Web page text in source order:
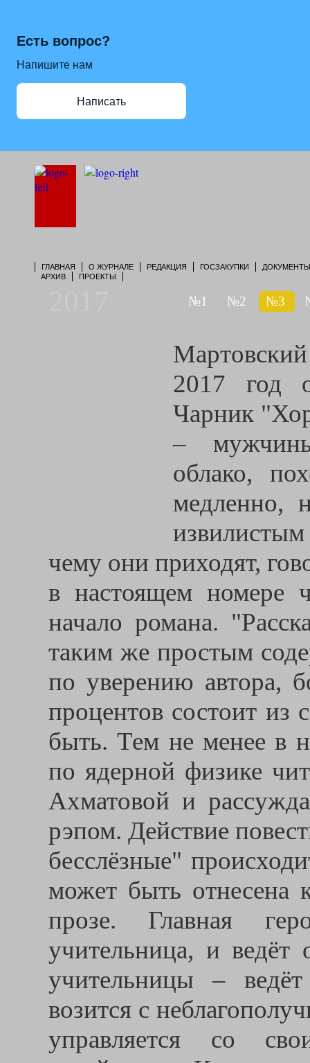
Есть вопрос?
Напишите нам
Написать
ГЛАВНАЯ О ЖУРНАЛЕ РЕДАКЦИЯ ГОСЗАКУПКИ
ДОКУМЕНТЫ
АРХИВ
ПРОЕКТЫ
№1 №2 №3
2017 год
Чарник
–
облако,
медленно,
чему они приходят,
в настоящем номере
начало романа.
таким же простым
по уверению автора,
процентов состоит из
быть. Тем не менее в
по ядерной физике
Ахматовой и
рэпом. Действие
бесслёзные"
может быть отнесена
прозе. Главная
учительница, и
учительницы –
возится с
управляется со